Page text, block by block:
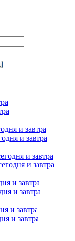
и завтра
и завтра
и завтра
и завтра
и завтра
и завтра
и завтра
и завтра